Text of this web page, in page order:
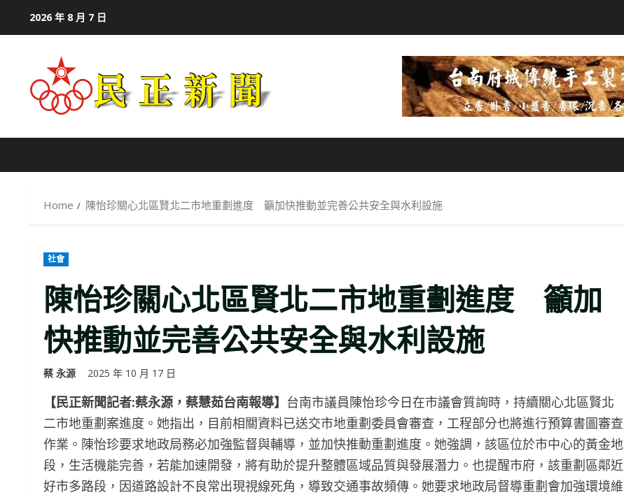
2026 年 8 月 7 日
Home 陳怡珍關心北區賢北二市地重劃進度 籲加快推動並完善公共安全與水利設施
社會
陳怡珍關心北區賢北二市地重劃進度 籲加
快推動並完善公共安全與水利設施
蔡 永源 2025 年 10 月 17 日
【民正新聞記者:蔡永源，蔡慧茹台南報導】 台南市議員陳怡珍今日在市議會質詢時，持續關心北區賢北
二市地重劃案進度。她指出，目前相關資料已送交市地重劃委員會審查，工程部分也將進行預算書圖審查
作業。陳怡珍要求地政局務必加強監督與輔導，並加快推動重劃進度。她強調，該區位於市中心的黃金地
段，生活機能完善，若能加速開發，將有助於提升整體區域品質與發展潛力。也提醒市府，該重劃區鄰近
好市多路段，因道路設計不良常出現視線死角，導致交通事故頻傳。她要求地政局督導重劃會加強環境維